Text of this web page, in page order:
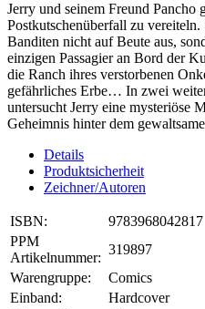
Jerry und seinem Freund Pancho
Postkutschenüberfall zu
Banditen nicht auf Beute aus,
einzigen Passagier an Bord der
die Ranch ihres verstorbenen
gefährliches Erbe… In zwei
untersucht Jerry eine mysteriöse
Geheimnis hinter dem
Details
Produktsicherheit
Zeichner/Autoren
ISBN:
9783968042817
PPM
Artikelnummer:
319897
Warengruppe:
Comics
Einband:
Hardcover